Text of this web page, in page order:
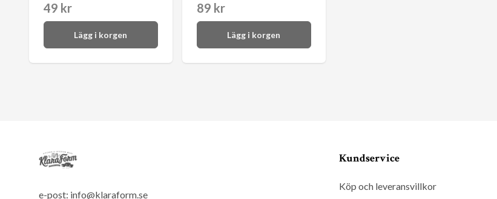
49 kr
Lägg i korgen
89 kr
Lägg i korgen
e-post: info@klaraform.se
Kundservice
Köp och leveransvillkor